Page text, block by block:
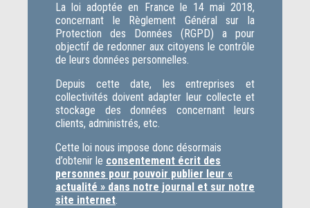
La loi adoptée en France le 14 mai 2018,
concernant le Règlement Général sur la
Protection des Données (RGPD) a pour
objectif de redonner aux citoyens le contrôle
de leurs données personnelles.
Depuis cette date, les entreprises et
collectivités doivent adapter leur collecte et
stockage des données concernant leurs
clients, administrés, etc.
Cette loi nous impose donc désormais
d’obtenir le consentement écrit des
personnes pour pouvoir publier leur «
actualité » dans notre journal et sur notre
site internet.